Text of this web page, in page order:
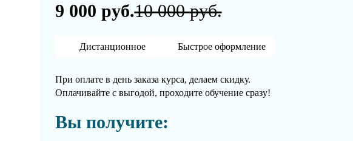
9 000 руб.10 000 руб.
Дистанционное Быстрое оформление
При оплате в день заказа курса, делаем скидку.
Оплачивайте с выгодой, проходите обучение сразу!
Вы получите: